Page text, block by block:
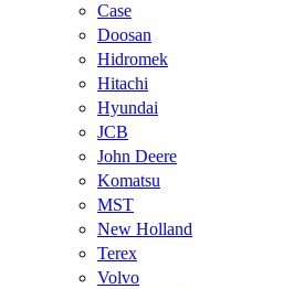
Case
Doosan
Hidromek
Hitachi
Hyundai
JCB
John Deere
Komatsu
MST
New Holland
Terex
Volvo